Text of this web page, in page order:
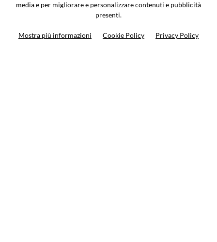
media e per migliorare e personalizzare contenuti e pubblicità
presenti.
Mostra più informazioni Cookie Policy Privacy Policy